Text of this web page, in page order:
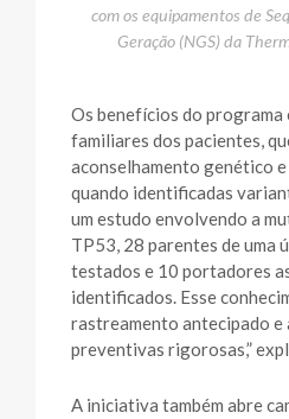
com os equipamentos de
Geração (NGS) da
Os benefícios do programa
familiares dos pacientes,
aconselhamento genético
quando identificadas
um estudo envolvendo a
TP53, 28 parentes de uma
testados e 10 portadores
identificados. Esse
rastreamento antecipado e
preventivas rigorosas,”
A iniciativa também abre